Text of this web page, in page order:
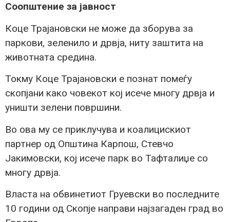
Соопштение за јавност
Коце Трајановски не може да зборува за
паркови, зеленило и дрвја, ниту заштита на
животната средина.
Токму Коце Трајановски е познат помеѓу
скопјани како човекот кој исече многу дрвја и
уништи зелени површини.
Во ова му се приклучува и коалицискиот
партнер од Општина Карпош, Стевчо
Јакимовски, кој исече парк во Тафталиџе со
многу дрвја.
Власта на обвинетиот Груевски во последните
10 години од Скопје направи најзагаден град во